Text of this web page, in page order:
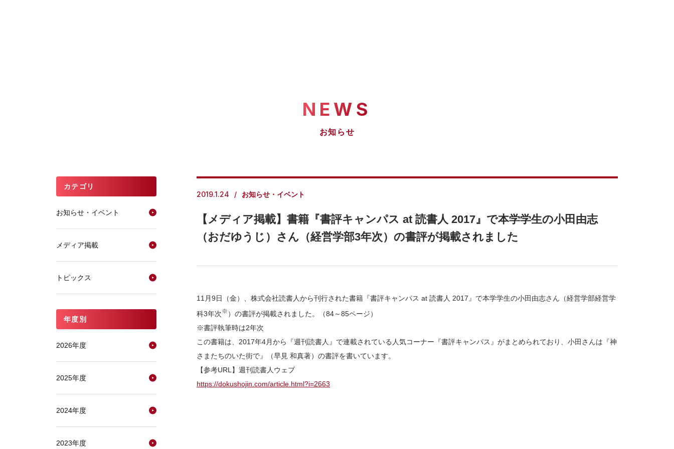
NEWS
お知らせ
2019.1.24 お知らせ・イベント
【メディア掲載】書籍『書評キャンパス at 読書人 2017』で本学学生の小田由志
（おだゆうじ）さん（経営学部3年次）の書評が掲載されました
11月9日（金）、株式会社読書人から刊行された書籍『書評キャンパス at 読書人 2017』で本学学生の小田由志さん（経営学部経営学
科3年次※ ）の書評が掲載されました。（84～85ページ）
※書評執筆時は2年次
この書籍は、2017年4月から『週刊読書人』で連載されている人気コーナー『書評キャンパス』がまとめられており、小田さんは『神
さまたちのいた街で』（早見 和真著）の書評を書いています。
【参考URL】週刊読書人ウェブ
https://dokushojin.com/article.html?i=2663
カテゴリ
お知らせ・イベント
メディア掲載
トピックス
年度別
2026年度
2025年度
2024年度
2023年度